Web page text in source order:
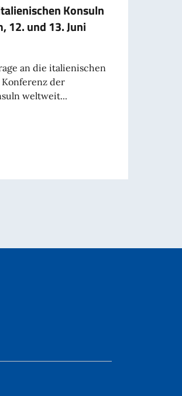
Gültigkeit für Auslandsreisen - Sondertermine
Konsuln
12. und 13. Juni
an die italienischen
der
weltweit...